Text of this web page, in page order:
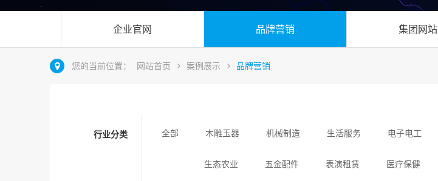
企业官网 品牌营销 集团网站
您的当前位置： 网站首页 案例展示 品牌营销
行业分类 全部 木雕玉器 机械制造 生活服务 电子电工
生态农业 五金配件 表演租赁 医疗保健